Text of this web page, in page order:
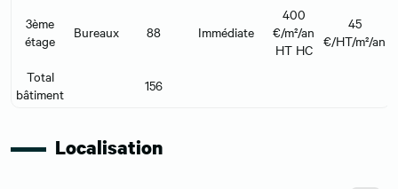
3ème
étage
Bureaux 88 Immédiate
400
€/m²/an
HT HC
45
€/HT/m²/an
Total
bâtiment
156
Localisation